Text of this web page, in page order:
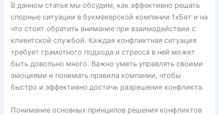
В данном статье мы обсудим, как эффективно решать
спорные ситуации в букмекерской компании 1хБет и на
что стоит обратить внимание при взаимодействии с
клиентской службой. Каждая конфликтная ситуация
требует грамотного подхода и стресса в ней может
быть довольно много. Важно уметь управлять своими
эмоциями и понимать правила компании, чтобы
быстро и эффективно достичь разрешения конфликта.
Понимание основных принципов решения конфликтов